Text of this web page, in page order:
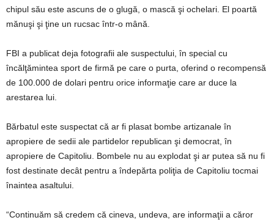
chipul său este ascuns de o glugă, o mască şi ochelari. El poartă
mănuşi şi ţine un rucsac într-o mână.
FBI a publicat deja fotografii ale suspectului, în special cu
încălţămintea sport de firmă pe care o purta, oferind o recompensă
de 100.000 de dolari pentru orice informaţie care ar duce la
arestarea lui.
Bărbatul este suspectat că ar fi plasat bombe artizanale în
apropiere de sedii ale partidelor republican şi democrat, în
apropiere de Capitoliu. Bombele nu au explodat şi ar putea să nu fi
fost destinate decât pentru a îndepărta poliţia de Capitoliu tocmai
înaintea asaltului.
“Continuăm să credem că cineva, undeva, are informaţii a căror